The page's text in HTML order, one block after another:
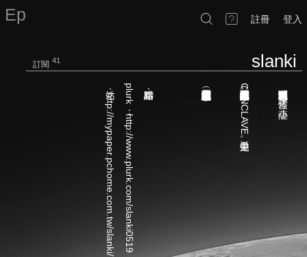
Ep 註冊 登入
訂閱 41 slanki
舊淡水關助理書記官／雪怪／小薩
最近繞去金風細雨樓︵說英雄︶和梵蒂岡︵CONCLAVE︶遊晃中
。
！
聯絡點：
plurk：http://www.plurk.com/slanki0519
站：http://mypaper.pchome.com.tw/slanki/